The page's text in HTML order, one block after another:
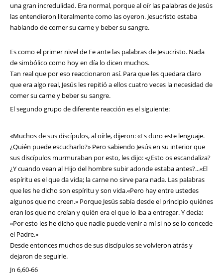
una gran incredulidad. Era normal, porque al oír las palabras de Jesús
las entendieron literalmente como las oyeron. Jesucristo estaba
hablando de comer su carne y beber su sangre.
Es como el primer nivel de Fe ante las palabras de Jesucristo. Nada
de simbólico como hoy en día lo dicen muchos.
Tan real que por eso reaccionaron así. Para que les quedara claro
que era algo real, Jesús les repitió a ellos cuatro veces la necesidad de
comer su carne y beber su sangre.
El segundo grupo de diferente reacción es el siguiente:
«Muchos de sus discípulos, al oírle, dijeron: «Es duro este lenguaje.
¿Quién puede escucharlo?» Pero sabiendo Jesús en su interior que
sus discípulos murmuraban por esto, les dijo: «¿Esto os escandaliza?
¿Y cuando vean al Hijo del hombre subir adonde estaba antes?...«El
espíritu es el que da vida; la carne no sirve para nada. Las palabras
que les he dicho son espíritu y son vida.«Pero hay entre ustedes
algunos que no creen.» Porque Jesús sabía desde el principio quiénes
eran los que no creían y quién era el que lo iba a entregar. Y decía:
«Por esto les he dicho que nadie puede venir a mí si no se lo concede
el Padre.»
Desde entonces muchos de sus discípulos se volvieron atrás y
dejaron de seguirle.
Jn 6,60-66